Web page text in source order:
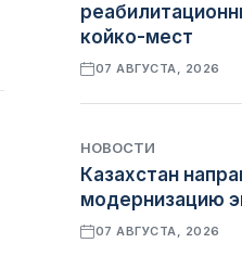
койко-мест
07 АВГУСТА, 2026
НОВОСТИ
Казахстан
модернизацию
07 АВГУСТА, 2026